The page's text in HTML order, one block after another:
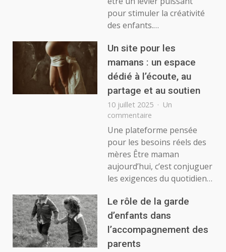
la
créativité
des
pour stimuler la créativité
des enfants.…
Un site pour les
mamans : un espace
dédié à l’écoute, au
partage et au soutien
10 juillet 2025
Un
commentaire
site
pour
les
mamans
:
espace
dédié
à
l’écoute,
Une plateforme pensée
pour les besoins réels des
mères Être maman
aujourd’hui, c’est conjuguer
les exigences du quotidien…
Le rôle de la garde
d’enfants dans
l’accompagnement des
parents